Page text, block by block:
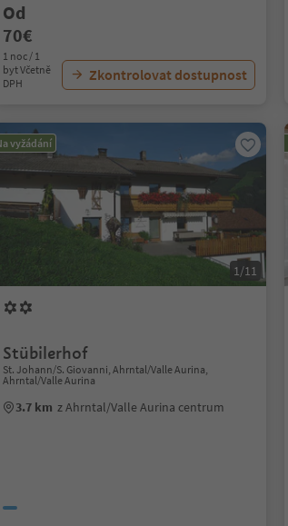
Od
70€
1 noc / 1
byt Včetně
DPH
Zkontrolovat dostupnost
vyžádání
1/11
Stübilerhof
St. Johann/S. Giovanni, Ahrntal/Valle Aurina,
Ahrntal/Valle Aurina
3.7 km z Ahrntal/Valle Aurina centrum